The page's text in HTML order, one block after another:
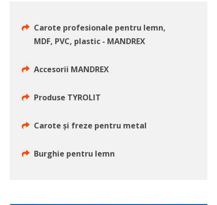
Carote profesionale pentru lemn,
MDF, PVC, plastic - MANDREX
Accesorii MANDREX
Produse TYROLIT
Carote și freze pentru metal
Burghie pentru lemn